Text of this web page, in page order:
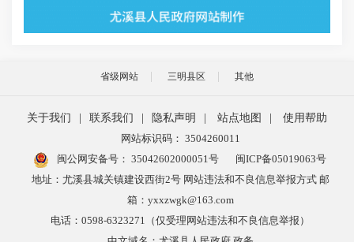
省级网站 三明县区 其他
关于我们 | 联系我们 | 隐私声明 | 站点地图 |
使用帮助
网站标识码： 3504260011
闽公网安备号： 35042602000051号
闽ICP备05019063号
地址：尤溪县城关镇建设西街2号 网站违法和不良信息举报方式 邮
箱：yxxzwgk@163.com
电话：0598-6323271（仅受理网站违法和不良信息举报）